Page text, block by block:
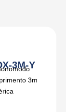
3M-Y
3m